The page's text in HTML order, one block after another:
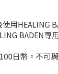
用HEALING
BADEN專
日幣。不可